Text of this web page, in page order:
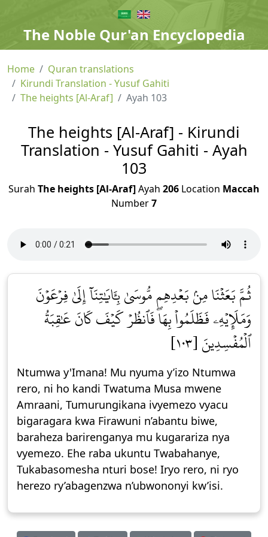
The Noble Qur'an Encyclopedia
Home
Quran translations
Kirundi Translation - Yusuf Gahiti
The heights [Al-Araf]
Ayah 103
The heights [Al-Araf] - Kirundi
Translation - Yusuf Gahiti - Ayah
103
Surah The heights [Al-Araf]Ayah 206 Location Maccah
Number7
ثُمَّ بَعَثۡنَا مِنۢ بَعۡدِهِم مُّوسَىٰ بِـَٔايَٰتِنَآ إِلَىٰ فِرۡعَوۡنَ
وَمَلَإِيْهِۦ فَظَلَمُواْ بِهَاۖ فَٱنظُرۡ كَيۡفَ كَانَ عَٰقِبَةُ
ٱلۡمُفۡسِدِينَ [١٠٣]
Ntumwa y'Imana! Mu nyuma y’izo Ntumwa
rero, ni ho kandi Twatuma Musa mwene
Amraani, Tumurungikana ivyemezo vyacu
bigaragara kwa Firawuni n’abantu biwe,
baraheza barirenganya mu kugarariza nya
vyemezo. Ehe raba ukuntu Twabahanye,
Tukabasomesha nturi bose! Iryo rero, ni ryo
herezo ry’abagenzwa n’ubwononyi kw’isi.